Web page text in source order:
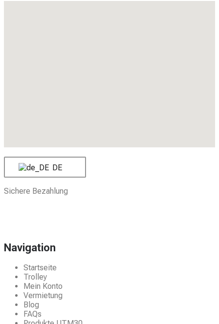
DE
Sichere Bezahlung
Navigation
Startseite
Trolley
Mein Konto
Vermietung
Blog
FAQs